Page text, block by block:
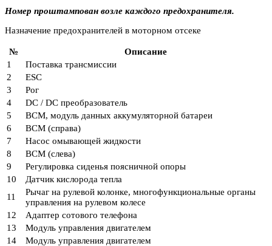
Номер проштампован возле каждого предохранителя.
Назначение предохранителей в моторном отсеке
№
Описание
1
Поставка трансмиссии
2
ESC
3
Рог
4
DC / DC преобразователь
5
BCM, модуль данных аккумуляторной батареи
6
BCM (справа)
7
Насос омывающей жидкости
8
BCM (слева)
9
Регулировка сиденья поясничной опоры
10
Датчик кислорода тепла
11
Рычаг на рулевой колонке, многофункциональные органы
управления на рулевом колесе
12
Адаптер сотового телефона
13
Модуль управления двигателем
14
Модуль управления двигателем